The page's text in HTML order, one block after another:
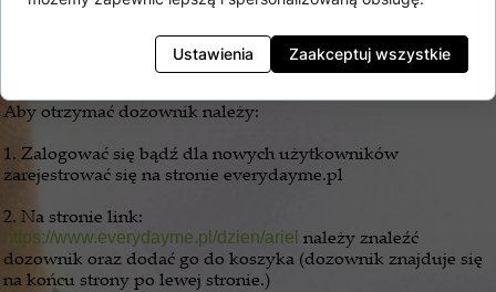
Darmowy dozownik Ariel od Everydayme.pl
Aby otrzymać dozownik należy:
1. Zalogować się bądź dla nowych użytkowników
zarejestrować się na stronie everydayme.pl
2. Na stronie link:
https://www.everydayme.pl/dzien/ariel należy znaleźć
dozownik oraz dodać go do koszyka (dozownik znajduje się
na końcu strony po lewej stronie.)
Ustawienia Zaakceptuj wszystkie